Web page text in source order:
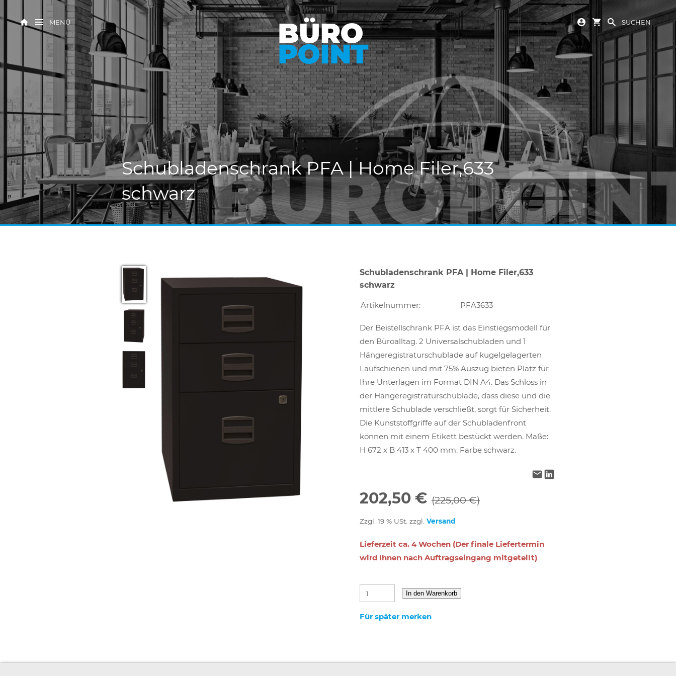
MENÜ SUCHEN
Schubladenschrank PFA | Home Filer,633
schwarz
Schubladenschrank PFA | Home Filer,633
schwarz
Artikelnummer: PFA3633
Der Beistellschrank PFA ist das Einstiegsmodell für
den Büroalltag. 2 Universalschubladen und 1
Hängeregistraturschublade auf kugelgelagerten
Laufschienen und mit 75% Auszug bieten Platz für
Ihre Unterlagen im Format DIN A4. Das Schloss in
der Hängeregistraturschublade, dass diese und die
mittlere Schublade verschließt, sorgt für Sicherheit.
Die Kunststoffgriffe auf der Schubladenfront
können mit einem Etikett bestückt werden. Maße:
H 672 x B 413 x T 400 mm. Farbe schwarz.
202,50 € (225,00 €)
Zzgl. 19 % USt. zzgl. Versand
Lieferzeit ca. 4 Wochen (Der finale Liefertermin
wird Ihnen nach Auftragseingang mitgeteilt)
In den Warenkorb
Für später merken